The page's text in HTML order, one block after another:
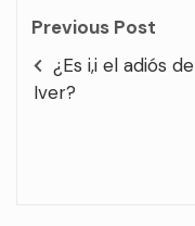
Previous Post
¿Es i,i el adiós
Iver?